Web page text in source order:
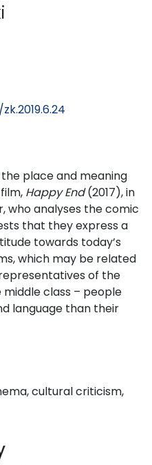
place and meaning
Happy End(2017), in
who analyses the comic
that they express a
towards today’s
which may be related
of the
class – people
language than their
cultural criticism,